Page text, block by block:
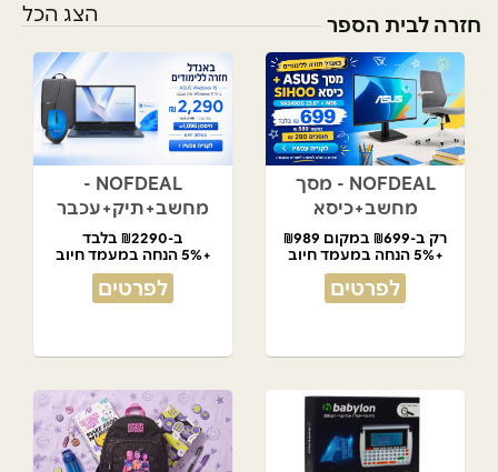
חזרה לבית הספר הצג הכל
NOFDEAL - מסך
מחשב+כיסא
רק ב-₪699 במקום ₪989
+5% הנחה במעמד חיוב
לפרטים
NOFDEAL -
מחשב+תיק+עכבר
ב-₪2290 בלבד
+5% הנחה במעמד חיוב
לפרטים